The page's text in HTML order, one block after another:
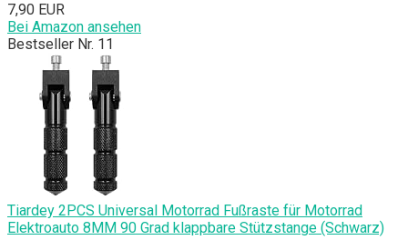
7,90 EUR
Bei Amazon ansehen
Bestseller Nr. 11
Tiardey 2PCS Universal Motorrad Fußraste für Motorrad
Elektroauto 8MM 90 Grad klappbare Stützstange (Schwarz)